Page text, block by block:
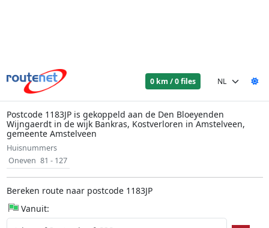
0 km / 0 files
Postcode 1183JP is gekoppeld aan de Den Bloeyenden
Wijngaerdt in de wijk Bankras, Kostverloren in Amstelveen,
gemeente Amstelveen
Huisnummers
Oneven 81 - 127
Bereken route naar postcode 1183JP
Vanuit: